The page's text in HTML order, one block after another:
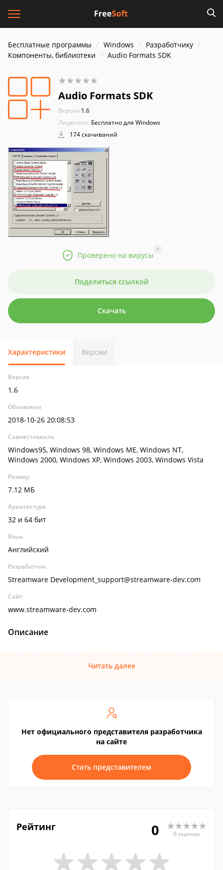
Бесплатные программы Windows
Разработчику
Компоненты, библиотеки
Audio Formats SDK
Audio Formats SDK
Версия:1.6
Лицензия: Бесплатно для Windows
174 скачиваний
Проверено на вирусы
?
Поделиться ссылкой
Скачать
Характеристики Версии
Версия
1.6
Обновлено
2018-10-26 20:08:53
Совместимость
Windows95, Windows 98, Windows ME, Windows NT,
Windows 2000, Windows XP, Windows 2003, Windows Vista
Размер
7.12 МБ
Архитектура
32 и 64 бит
Язык
Английский
Разработчик
Streamware Development_support@streamware-dev.com
Сайт
www.streamware-dev.com
Описание
Читать далее
Нет официального представителя разработчика
на сайте
Стать представителем
Рейтинг 0 0 оценок